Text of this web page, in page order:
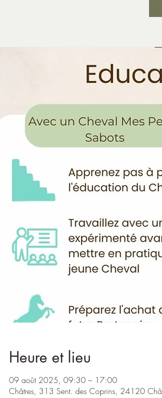
Heure et lieu
09 août 2025, 09:30 – 17:00
Châtres, 313 Sent. des Coprins, 24120